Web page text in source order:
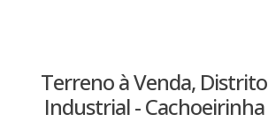
Terreno à Venda, Distrito
Industrial - Cachoeirinha